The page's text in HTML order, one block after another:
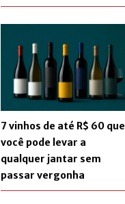
7 vinhos de até R$ 60 que
você pode levar a
qualquer jantar sem
passar vergonha